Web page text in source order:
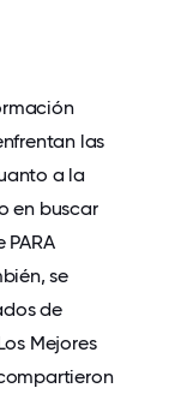
las
a la
en buscar
se
de
Mejores